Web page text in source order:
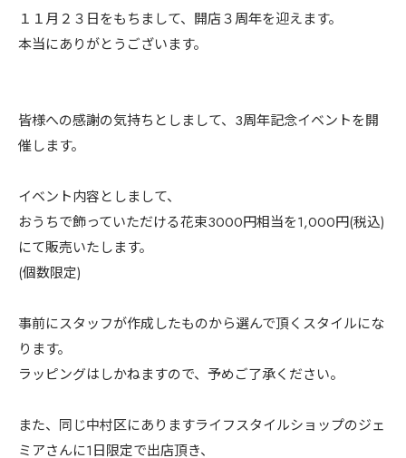
１１月２３日をもちまして、開店３周年を迎えます。
本当にありがとうございます。
皆様への感謝の気持ちとしまして、3周年記念イベントを開
催します。
イベント内容としまして、
おうちで飾っていただける花束3000円相当を1,000円(税込)
にて販売いたします。
(個数限定)
事前にスタッフが作成したものから選んで頂くスタイルにな
ります。
ラッピングはしかねますので、予めご了承ください。
また、同じ中村区にありますライフスタイルショップのジェ
ミアさんに1日限定で出店頂き、